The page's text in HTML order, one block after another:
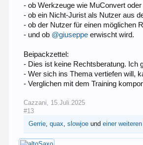
- ob Werkzeuge wie MuConvert
- ob ein Nicht-Jurist als Nutzer aus
- ob der Nutzer für einen möglichen
- und ob @giuseppe erwischt wird.
Beipackzettel:
- Dies ist keine Rechtsberatung. Ich
- Wer sich ins Thema vertiefen will,
- Verglichen mit dem Training
Cazzani
15.Juli.2025
#13
Gerrie ,quax ,slowjoe undeiner